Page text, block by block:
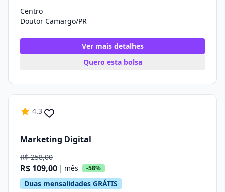
Centro
Doutor Camargo/PR
Ver mais detalhes
Quero esta bolsa
4.3
Marketing Digital
R$ 258,00
R$ 109,00 | mês -58%
Duas mensalidades GRÁTIS